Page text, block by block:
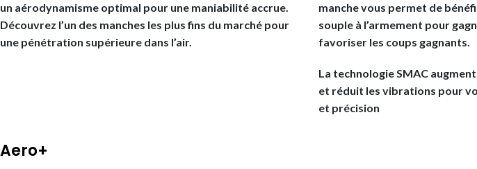
un aérodynamisme optimal pour une maniabilité accrue.
Découvrez l’un des manches les plus fins du marché pour
une pénétration supérieure dans l’air.
manche vous permet de
souple à l’armement pour
favoriser les coups gagnants.
La technologie SMAC
et réduit les vibrations pour
et précision
Aero+